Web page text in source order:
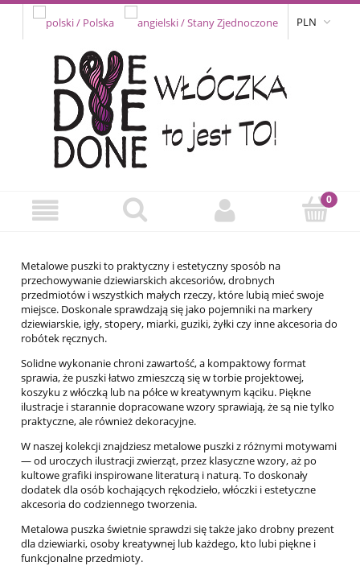
PLN
Metalowe puszki to praktyczny i estetyczny sposób na
przechowywanie dziewiarskich akcesoriów, drobnych
przedmiotów i wszystkich małych rzeczy, które lubią mieć swoje
miejsce. Doskonale sprawdzają się jako pojemniki na markery
dziewiarskie, igły, stopery, miarki, guziki, żyłki czy inne akcesoria do
robótek ręcznych.
Solidne wykonanie chroni zawartość, a kompaktowy format
sprawia, że puszki łatwo zmieszczą się w torbie projektowej,
koszyku z włóczką lub na półce w kreatywnym kąciku. Piękne
ilustracje i starannie dopracowane wzory sprawiają, że są nie tylko
praktyczne, ale również dekoracyjne.
W naszej kolekcji znajdziesz metalowe puszki z różnymi motywami
— od uroczych ilustracji zwierząt, przez klasyczne wzory, aż po
kultowe grafiki inspirowane literaturą i naturą. To doskonały
dodatek dla osób kochających rękodzieło, włóczki i estetyczne
akcesoria do codziennego tworzenia.
Metalowa puszka świetnie sprawdzi się także jako drobny prezent
dla dziewiarki, osoby kreatywnej lub każdego, kto lubi piękne i
funkcjonalne przedmioty.